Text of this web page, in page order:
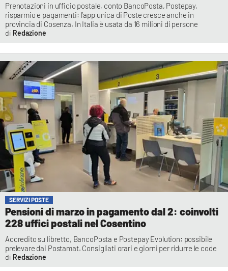
Prenotazioni in ufficio postale, conto BancoPosta, Postepay,
risparmio e pagamenti: l’app unica di Poste cresce anche in
provincia di Cosenza. In Italia è usata da 16 milioni di persone
Redazione
SERVIZI POSTE
Pensioni di marzo in pagamento dal 2: coinvolti
228 uffici postali nel Cosentino
Accredito su libretto, BancoPosta e Postepay Evolution: possibile
prelevare dai Postamat. Consigliati orari e giorni per ridurre le code
Redazione